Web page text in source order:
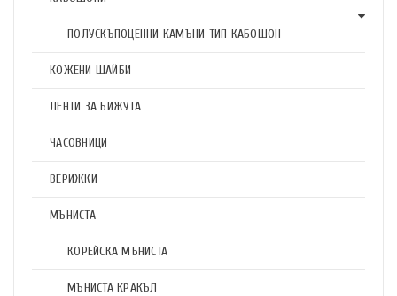
ПОЛУСКЪПОЦЕННИ КАМЪНИ ТИП КАБОШОН
КОЖЕНИ ШАЙБИ
ЛЕНТИ ЗА БИЖУТА
ЧАСОВНИЦИ
ВЕРИЖКИ
МЪНИСТА
КОРЕЙСКА МЪНИСТА
МЪНИСТА КРАКЪЛ